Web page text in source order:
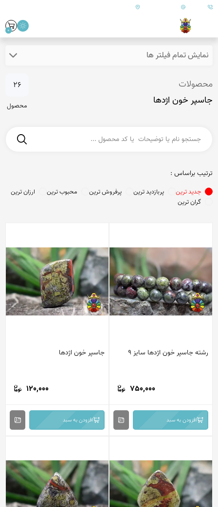
09179890157 ایران - فارس - کازرون
0
نمایش تمام فیلتر ها
محصولات
جاسپر خون اژدها
26
محصول
ترتیب براساس :
جدید ترین پربازدید ترین پرفروش ترین محبوب ترین
ارزان ترین
گران ترین
رشته جاسپر خون اژدها سایز 9
750,000
افزودن به سبد
جاسپر خون اژدها
120,000
افزودن به سبد